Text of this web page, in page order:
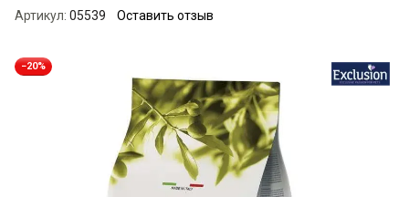
Артикул: 05539 Оставить отзыв
−20%